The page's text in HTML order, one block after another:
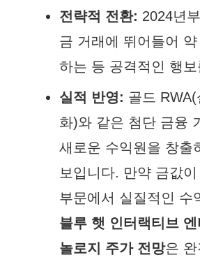
전략적 전환: 2024년
금 거래에 뛰어들어
하는 등 공격적인 행
실적 반영: 골드
화)와 같은 첨단 금융
새로운 수익원을 창출
보입니다. 만약 금값이
부문에서 실질적인 수
블루 햇 인터랙티브
놀로지 주가 전망은 완